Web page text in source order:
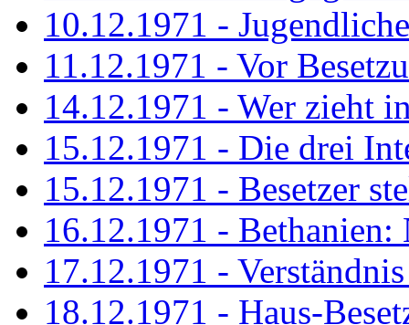
10.12.1971 -
11.12.1971 - Vor
14.12.1971 - Wer zieht
15.12.1971 - Die drei
15.12.1971 - Besetzer
16.12.1971 - Bethanien:
17.12.1971 -
18.12.1971 - Haus-